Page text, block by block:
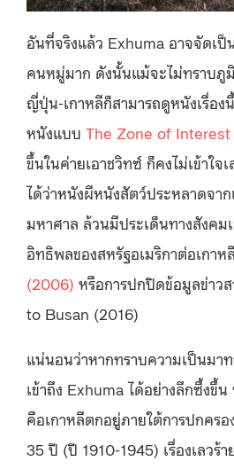
อันที่จริงแล้ว Exhuma อาจจัดเ
คนหมู่มาก ดังนั้นแม้จะไม่ทราบภู
ญี่ปุ่น-เกาหลีก็สามารถดูหนังเรื่อง
หนังแบบ The Zone of Interest
ขึ้นในค่ายเอาชวิทซ์ ก็คงไม่เข้าใจ
ได้ว่าหนังผีหนังสัตว์ประหลาดจาก
มหาศาล ล้วนมีประเด็นทางสังคม
อิทธิพลของสหรัฐอเมริกาต่อเกาห
(2006) หรือการปกปิดข้อมูลข่าวส
to Busan (2016)
แน่นอนว่าหากทราบความเป็นมา
เข้าถึง Exhuma ได้อย่างลึกซึ้งขึ้
คือเกาหลีตกอยู่ภายใต้การปกคร
35 ปี (ปี 1910-1945) เรื่องเลวร้